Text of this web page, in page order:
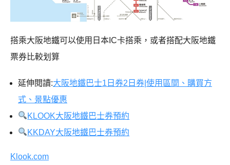
搭乘大阪地鐵可以使用日本IC卡搭乘，或者搭配大阪地鐵
票券比較划算
延伸閱讀:大阪地鐵巴士1日券2日券|使用區間、購買方
式、景點優惠
KLOOK大阪地鐵巴士券預約
KKDAY大阪地鐵巴士券預約
Klook.com